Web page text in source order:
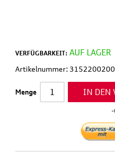
VERFÜGBARKEIT: AUF LAGER
Artikelnummer: 3152200200
Menge IN DEN
-